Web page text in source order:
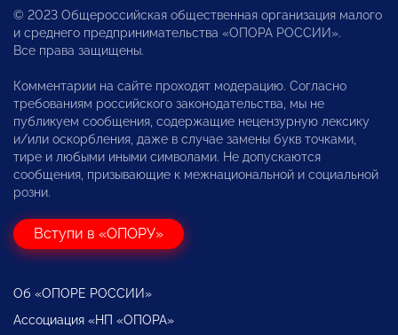
© 2023 Общероссийская общественная организация малого
и среднего предпринимательства «ОПОРА РОССИИ».
Все права защищены.
Комментарии на сайте проходят модерацию. Согласно
требованиям российского законодательства, мы не
публикуем сообщения, содержащие нецензурную лексику
и/или оскорбления, даже в случае замены букв точками,
тире и любыми иными символами. Не допускаются
сообщения, призывающие к межнациональной и социальной
розни.
Вступи в «ОПОРУ»
Об «ОПОРЕ РОССИИ»
Ассоциация «НП «ОПОРА»